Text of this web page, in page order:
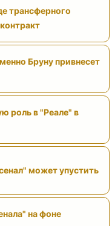
трансферного
Бруну привнесет
роль в "Реале" в
может упустить
на фоне